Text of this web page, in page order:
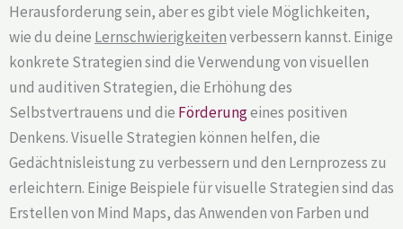
Herausforderung sein, aber es gibt viele Möglichkeiten,
wie du deine Lernschwierigkeitenverbessern kannst. Einige
konkrete Strategien sind die Verwendung von visuellen
und auditiven Strategien, die Erhöhung des
Selbstvertrauens und die Förderungeines positiven
Denkens. Visuelle Strategien können helfen, die
Gedächtnisleistung zu verbessern und den Lernprozess zu
erleichtern. Einige Beispiele für visuelle Strategien sind das
Erstellen von Mind Maps, das Anwenden von Farben und